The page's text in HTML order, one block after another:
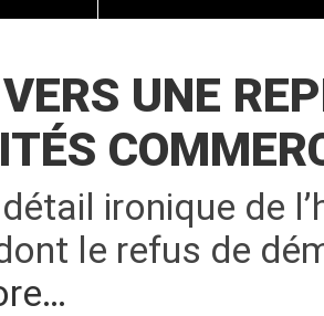
UNE
détail ironique de
le refus de